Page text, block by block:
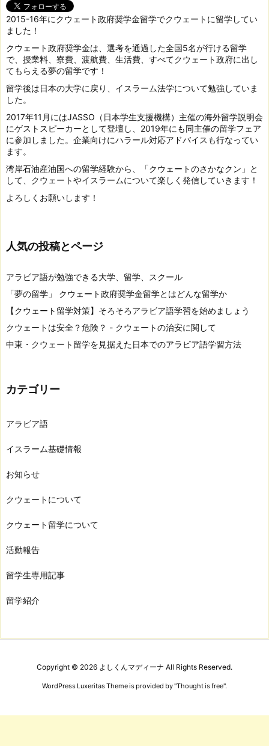
2015-16年にクウェート政府奨学金留学でクウェートに留学してい
ました！
クウェート政府奨学金は、選考を通過した全国5名が行ける留学
で、授業料、寮費、渡航費、生活費、すべてクウェート政府に出し
てもらえる夢の留学です！
留学後は日本の大学に戻り、イスラーム法学について勉強していま
した。
2017年11月にはJASSO（日本学生支援機構）主催の海外留学説明会
にゲストスピーカーとして登壇し、2019年にも同主催の留学フェア
に参加しました。企業向けにハラール対応アドバイスも行なってい
ます。
湾岸石油産油国への留学経験から、「クウェートのさかなクン」と
して、クウェートやイスラームについて楽しく発信していきます！
よろしくお願いします！
人気の投稿とページ
アラビア語が勉強できる大学、留学、スクール
「夢の留学」 クウェート政府奨学金留学とはどんな留学か
【クウェート留学対策】そろそろアラビア語学習を始めましょう
クウェートは安全？危険？ - クウェートの治安に関して
中東・クウェート留学を見据えた日本でのアラビア語学習方法
カテゴリー
アラビア語
イスラーム基礎情報
お知らせ
クウェートについて
クウェート留学について
活動報告
留学生専用記事
留学紹介
Copyright © 2026 よしくんマディーナ All Rights Reserved.
WordPress Luxeritas Theme is provided by "Thought is free".